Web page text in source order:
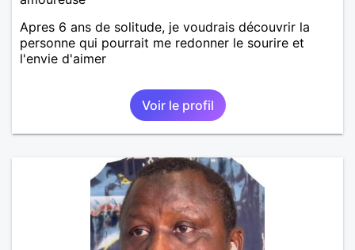
Apres 6 ans de solitude, je voudrais découvrir la
personne qui pourrait me redonner le sourire et
l'envie d'aimer
Voir le profil